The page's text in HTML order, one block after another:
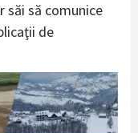
să comunice
de